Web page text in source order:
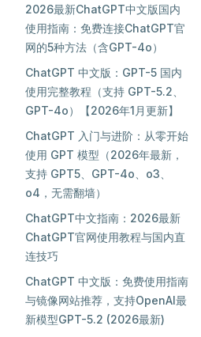
2026最新ChatGPT中文版国内
使用指南：免费连接ChatGPT官
网的5种方法（含GPT-4o）
ChatGPT 中文版：GPT-5 国内
使用完整教程（支持 GPT-5.2、
GPT-4o）【2026年1月更新】
ChatGPT 入门与进阶：从零开始
使用 GPT 模型（2026年最新，
支持 GPT5、GPT-4o、o3、
o4，无需翻墙）
ChatGPT中文指南：2026最新
ChatGPT官网使用教程与国内直
连技巧
ChatGPT 中文版：免费使用指南
与镜像网站推荐，支持OpenAI最
新模型GPT-5.2 (2026最新)